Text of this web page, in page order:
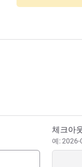
체크아
예: 2026-